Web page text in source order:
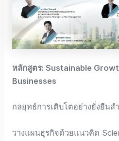
หลักสูตร: Sustainable
Businesses
กลยุทธ์การเติบโตอย่างยั่งยืนส
วางแผนธุรกิจด้วยแนวคิด